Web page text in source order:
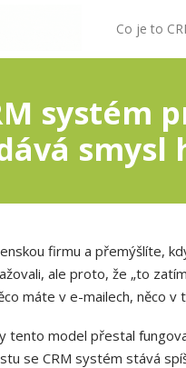
Co je to
systém
smysl
firmu a přemýšlíte,
ale proto, že „to
máte v e-mailech, něco v
tento model přestal
se CRM systém stává